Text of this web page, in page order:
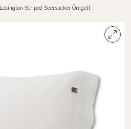
Lexington Striped Seersucker Örngott